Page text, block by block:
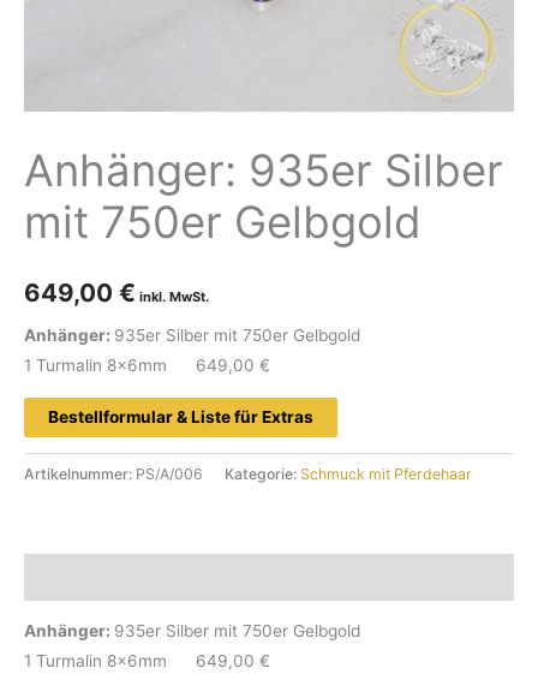
Anhänger: 935er Silber
mit 750er Gelbgold
649,00 €
Anhänger: 935er Silber mit 750er Gelbgold
1 Turmalin 8x6mm 649,00 €
Bestellformular & Liste für Extras
Artikelnummer: PS/A/006 Kategorie: Schmuck mit Pferdehaar
Anhänger: 935er Silber mit 750er Gelbgold
1 Turmalin 8x6mm 649,00 €